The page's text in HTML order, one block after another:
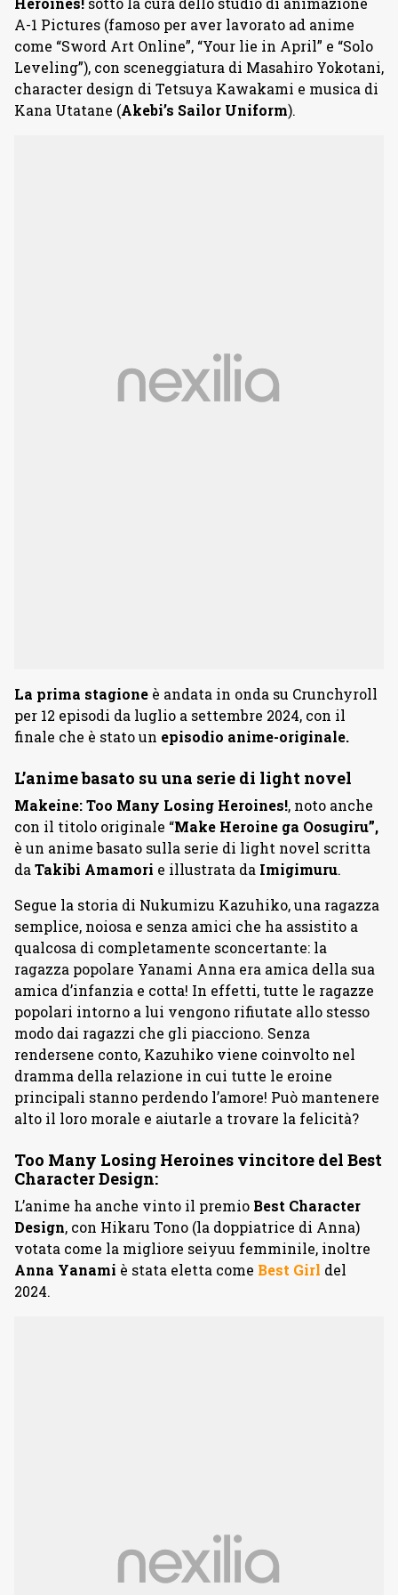
A-1 Pictures (famoso per aver lavorato ad anime
come “Sword Art Online”, “Your lie in April” e “Solo
Leveling”), con sceneggiatura di Masahiro Yokotani,
character design di Tetsuya Kawakami e musica di
Kana Utatane (Akebi’s Sailor Uniform).
La prima stagione è andata in onda su Crunchyroll
per 12 episodi da luglio a settembre 2024, con il
finale che è stato un episodio anime-originale.
L’anime basato su una serie di light novel
Makeine: Too Many Losing Heroines!, noto anche
con il titolo originale “Make Heroine ga Oosugiru”,
è un anime basato sulla serie di light novel scritta
daTakibi Amamori e illustrata da Imigimuru.
Segue la storia di Nukumizu Kazuhiko, una ragazza
semplice, noiosa e senza amici che ha assistito a
qualcosa di completamente sconcertante: la
ragazza popolare Yanami Anna era amica della sua
amica d’infanzia e cotta! In effetti, tutte le ragazze
popolari intorno a lui vengono rifiutate allo stesso
modo dai ragazzi che gli piacciono. Senza
rendersene conto, Kazuhiko viene coinvolto nel
dramma della relazione in cui tutte le eroine
principali stanno perdendo l’amore! Può mantenere
alto il loro morale e aiutarle a trovare la felicità?
Too Many Losing Heroines vincitore del Best
Character Design:
L’anime ha anche vinto il premio Best Character
Design, con Hikaru Tono (la doppiatrice di Anna)
votata come la migliore seiyuu femminile, inoltre
Anna Yanami è stata eletta come Best Girl del
2024.